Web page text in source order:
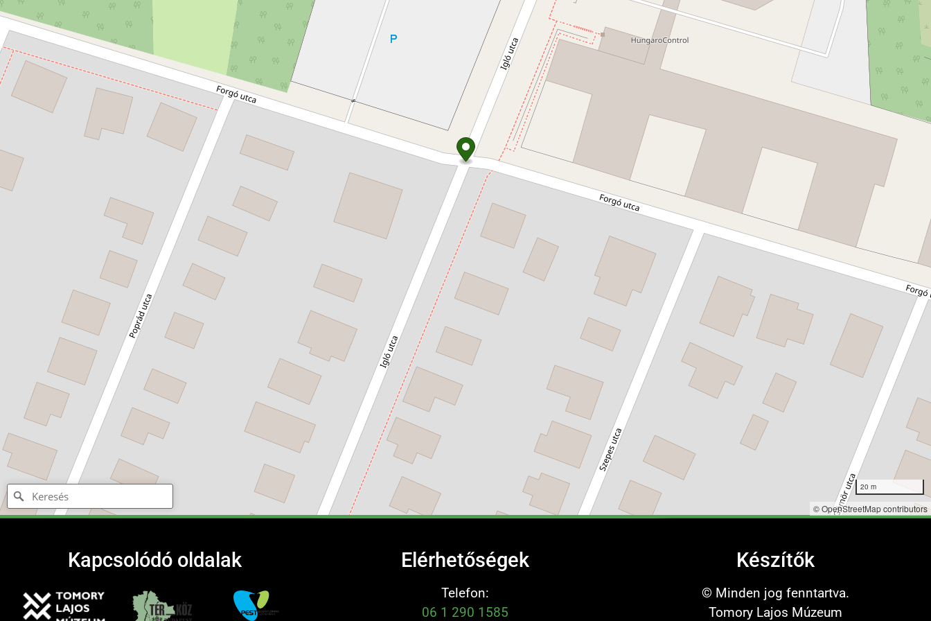
20 m
©OpenStreetMapcontributors
Kapcsolódó oldalak Elérhetőségek
Telefon:
06 1 290 1585
Készítők
© Minden jog fenntartva.
Tomory Lajos Múzeum